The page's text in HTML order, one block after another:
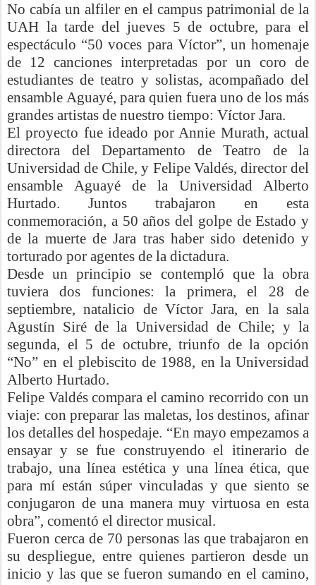
No cabía un alfiler en el campus patrimonial de la
UAH la tarde del jueves 5 de octubre, para el
espectáculo “50 voces para Víctor”, unhomenaje
de 12 cancionesinterpretadas por un coro de
estudiantes de teatro y solistas, acompañado del
ensamble Aguayé, para quien fuera uno de los más
grandes artistas de nuestro tiempo: Víctor Jara.
El proyecto fue ideado por Annie Murath, actual
directora del Departamento de Teatro de la
Universidad de Chile, y Felipe Valdés, director del
ensamble Aguayé de la Universidad Alberto
Hurtado. Juntos trabajaron en esta
conmemoración, a 50 años del golpe de Estado y
de la muerte de Jara tras haber sido detenido y
torturado por agentes de la dictadura.
Desde un principio se contempló que la obra
tuviera dos funciones: la primera, el 28 de
septiembre, natalicio de Víctor Jara, en la sala
Agustín Siré de la Universidad de Chile; y la
segunda, el 5 de octubre,triunfo de la opción
“No” en el plebiscito de 1988, en la Universidad
Alberto Hurtado.
Felipe Valdés compara el camino recorrido con un
viaje: con preparar las maletas, los destinos, afinar
los detalles del hospedaje. “En mayo empezamos a
ensayar y se fue construyendo el itinerario de
trabajo, una línea estética y una línea ética, que
para mí están súper vinculadas y que siento se
conjugaron de una manera muy virtuosa en esta
obra”, comentó el director musical.
Fueron cerca de 70 personas las que trabajaron en
su despliegue, entre quienes partieron desde un
inicio y las que se fueron sumando en el camino,